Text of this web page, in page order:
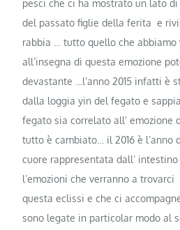
pesci che ci ha mostrato un lato
del passato figlie della ferita e
rabbia … tutto quello che
all’insegna di questa emozione
devastante …l’anno 2015 infatti è
dalla loggia yin del fegato e
fegato sia correlato all’ emozione
tutto è cambiato… il 2016 è l’anno
cuore rappresentata dall’
l’emozioni che verranno a trovarci
questa eclissi e che ci
sono legate in particolar modo al